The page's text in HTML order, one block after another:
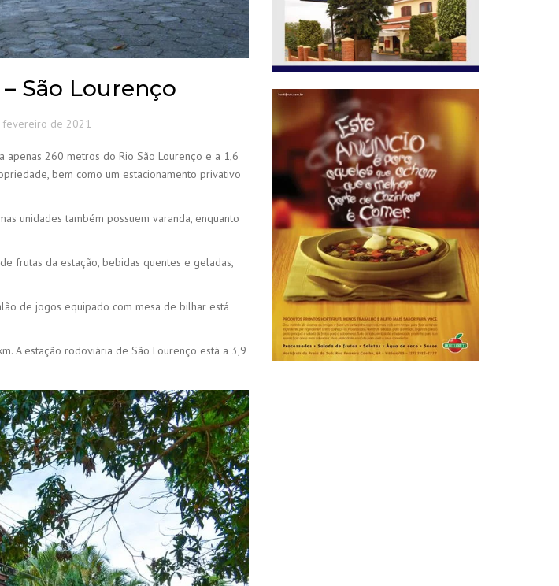
São Lourenço
de 2021
apenas 260 metros do Rio São Lourenço e a 1,6
bem como um estacionamento privativo
unidades também possuem varanda, enquanto
frutas da estação, bebidas quentes e geladas,
de jogos equipado com mesa de bilhar está
A estação rodoviária de São Lourenço está a 3,9